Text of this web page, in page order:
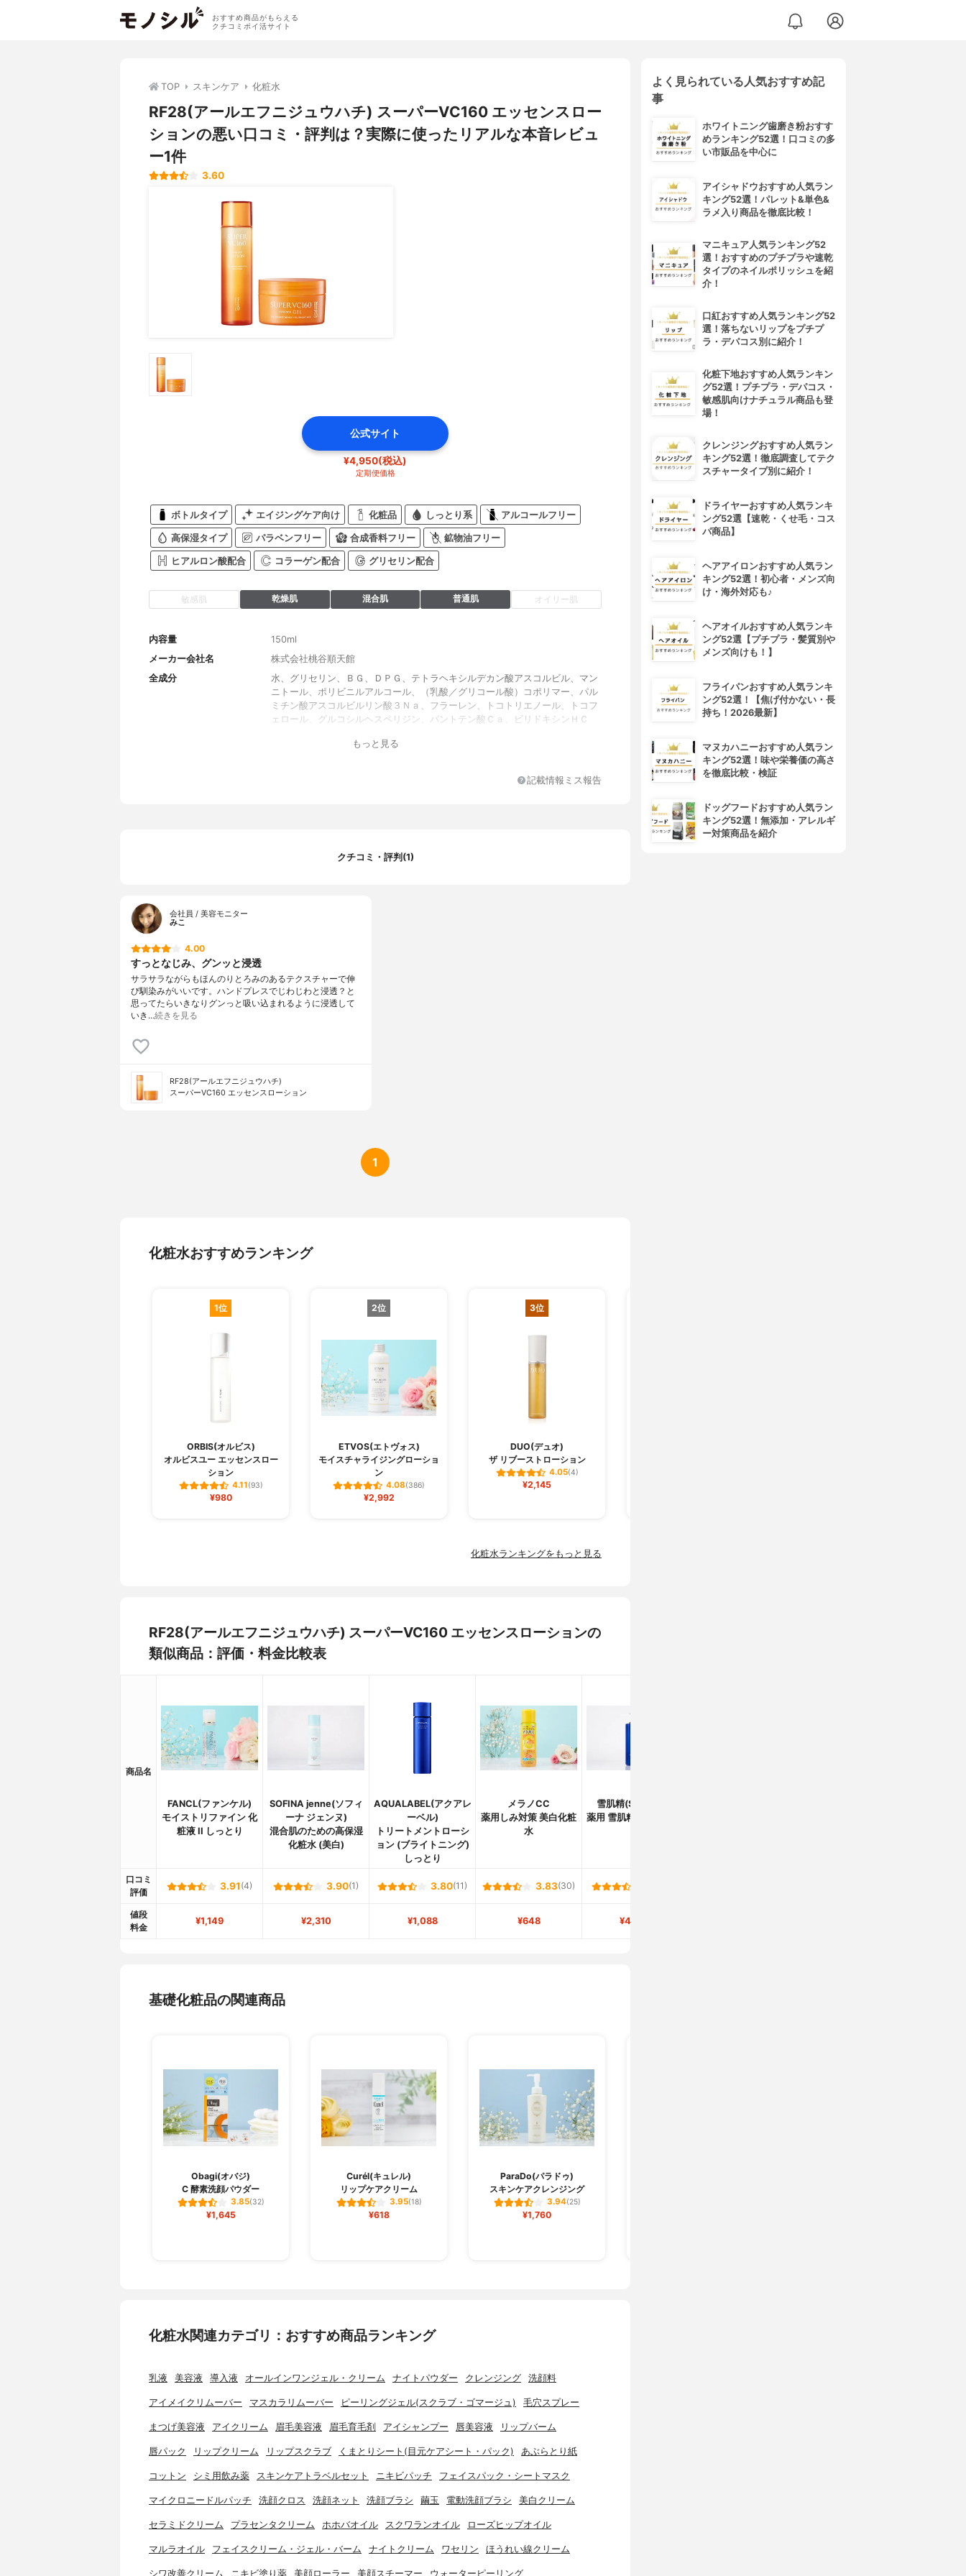
おすすめ商品がもらえる
クチコミポイ活サイト
TOP スキンケア 化粧水
RF28(アールエフニジュウハチ) スーパーVC160 エッセンスロー
ションの悪い口コミ・評判は？実際に使ったリアルな本音レビュ
ー1件
3.60
公式サイト
¥4,950(税込)
定期便価格
ボトルタイプ エイジングケア向け 化粧品 しっとり系 アルコールフリー
高保湿タイプ パラベンフリー 合成香料フリー 鉱物油フリー
ヒアルロン酸配合 コラーゲン配合 グリセリン配合
敏感肌 乾燥肌 混合肌 普通肌 オイリー肌
内容量
150ml
メーカー会社名
株式会社桃谷順天館
全成分
水、グリセリン、ＢＧ、ＤＰＧ、テトラヘキシルデカン酸アスコルビル、マン
ニトール、ポリビニルアルコール、（乳酸／グリコール酸）コポリマー、パル
ミチン酸アスコルビルリン酸３Ｎａ、フラーレン、トコトリエノール、トコフ
ェロール、グルコシルヘスペリジン、パントテン酸Ｃａ、ピリドキシンＨＣ
キス、アセロラ果実エキス、フラガリアチロエンシス果汁、グラブリジン、レ
ロコラーゲン、ヒアルロン酸Ｎａ、アセチルヒアルロン酸Ｎａ、加水分解ヒア
ルロン酸、ツボクサエキス、イタドリ根エキス、オウゴン根エキス、チャ葉エ
桿菌／ローヤルゼリー発酵液、ユビキノン、ホホバ種子油、シア脂、オレンジ
香り
オレンジ×シトラスハーバルの香り
製造国
-
薬用成分
対象年代
トラベルサイズの内容量
-
購入時の補足
もっと見る
記載情報ミス報告
クチコミ・評判(1)
会社員 / 美容モニター
みこ
4.00
すっとなじみ、グンッと浸透
サラサラながらもほんのりとろみのあるテクスチャーで伸
び馴染みがいいです。ハンドプレスでじわじわと浸透？と
思ってたらいきなりグンっと吸い込まれるように浸透して
いき…続きを見る
RF28(アールエフニジュウハチ)
スーパーVC160 エッセンスローション
1
化粧水おすすめランキング
1位
ORBIS(オルビス)
オルビスユー エッセンスロー
ション
4.11(93)
¥980
2位
ETVOS(エトヴォス)
モイスチャライジングローショ
ン
4.08(386)
¥2,992
3位
DUO(デュオ)
ザ リブーストローション
4.05(4)
¥2,145
化粧水ランキングをもっと見る
RF28(アールエフニジュウハチ) スーパーVC160 エッセンスローションの
類似商品：評価・料金比較表
商品名
FANCL(ファンケル)
モイストリファイン 化
粧液 II しっとり
SOFINA jenne(ソフィ
ーナ ジェンヌ)
混合肌のための高保湿
化粧水 (美白)
AQUALABEL(アクアレ
ーベル)
トリートメントローシ
ョン (ブライトニング)
しっとり
メラノCC
薬用しみ対策 美白化粧
水
雪肌精(SEKKISEI)
薬用 雪肌精 エンリッチ
口コミ
評価
3.91 (4) 3.90(1) 3.80(11) 3.83(30)
値段
料金
¥1,149 ¥2,310 ¥1,088 ¥648 ¥4,233
基礎化粧品の関連商品
Obagi(オバジ)
C 酵素洗顔パウダー
3.85(32)
¥1,645
Curél(キュレル)
リップケアクリーム
3.95(18)
¥618
ParaDo(パラドゥ)
スキンケアクレンジング
3.94(25)
¥1,760
化粧水関連カテゴリ：おすすめ商品ランキング
乳液 美容液 導入液 オールインワンジェル・クリーム ナイトパウダー クレンジング 洗顔料
アイメイクリムーバー マスカラリムーバー ピーリングジェル(スクラブ・ゴマージュ) 毛穴スプレー
まつげ美容液 アイクリーム 眉毛美容液 眉毛育毛剤 アイシャンプー 唇美容液 リップバーム
唇パック リップクリーム リップスクラブ くまとりシート(目元ケアシート・パック) あぶらとり紙
コットン シミ用飲み薬 スキンケアトラベルセット ニキビパッチ フェイスパック・シートマスク
マイクロニードルパッチ 洗顔クロス 洗顔ネット 洗顔ブラシ 繭玉 電動洗顔ブラシ 美白クリーム
セラミドクリーム プラセンタクリーム ホホバオイル スクワランオイル ローズヒップオイル
マルラオイル フェイスクリーム・ジェル・バーム ナイトクリーム ワセリン ほうれい線クリーム
シワ改善クリーム ニキビ塗り薬 美顔ローラー 美顔スチーマー ウォーターピーリング
よく見られている人気おすすめ記
事
ホワイトニング歯磨き粉おすす
めランキング52選！口コミの多
い市販品を中心に
アイシャドウおすすめ人気ラン
キング52選！パレット&単色&
ラメ入り商品を徹底比較！
マニキュア人気ランキング52
選！おすすめのプチプラや速乾
タイプのネイルポリッシュを紹
介！
口紅おすすめ人気ランキング52
選！落ちないリップをプチプ
ラ・デパコス別に紹介！
化粧下地おすすめ人気ランキン
グ52選！プチプラ・デパコス・
敏感肌向けナチュラル商品も登
場！
クレンジングおすすめ人気ラン
キング52選！徹底調査してテク
スチャータイプ別に紹介！
ドライヤーおすすめ人気ランキ
ング52選【速乾・くせ毛・コス
パ商品】
ヘアアイロンおすすめ人気ラン
キング52選！初心者・メンズ向
け・海外対応も♪
ヘアオイルおすすめ人気ランキ
ング52選【プチプラ・髪質別や
メンズ向けも！】
フライパンおすすめ人気ランキ
ング52選！【焦げ付かない・長
持ち！2026最新】
マヌカハニーおすすめ人気ラン
キング52選！味や栄養価の高さ
を徹底比較・検証
ドッグフードおすすめ人気ラン
キング52選！無添加・アレルギ
ー対策商品を紹介